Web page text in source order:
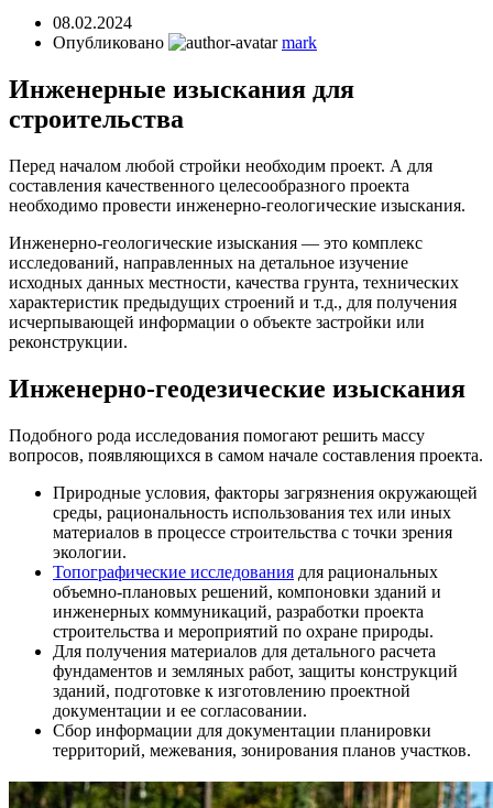
08.02.2024
Опубликовано
mark
Инженерные изыскания для
строительства
Перед началом любой стройки необходим проект. А для
составления качественного целесообразного проекта
необходимо провести инженерно-геологические изыскания.
Инженерно-геологические изыскания — это комплекс
исследований, направленных на детальное изучение
исходных данных местности, качества грунта, технических
характеристик предыдущих строений и т.д., для получения
исчерпывающей информации о объекте застройки или
реконструкции.
Инженерно-геодезические изыскания
Подобного рода исследования помогают решить массу
вопросов, появляющихся в самом начале составления проекта.
Природные условия, факторы загрязнения окружающей
среды, рациональность использования тех или иных
материалов в процессе строительства с точки зрения
экологии.
Топографические исследования для рациональных
объемно-плановых решений, компоновки зданий и
инженерных коммуникаций, разработки проекта
строительства и мероприятий по охране природы.
Для получения материалов для детального расчета
фундаментов и земляных работ, защиты конструкций
зданий, подготовке к изготовлению проектной
документации и ее согласовании.
Сбор информации для документации планировки
территорий, межевания, зонирования планов участков.